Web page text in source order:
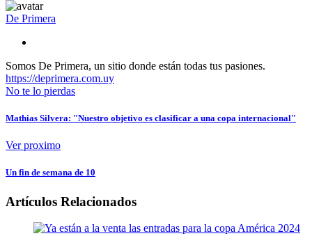
De Primera
Somos De Primera, un sitio donde están todas tus pasiones.
https://deprimera.com.uy
No te lo pierdas
Mathias Silvera: "Nuestro objetivo es clasificar a una copa internacional"
Ver proximo
Un fin de semana de 10
Artículos Relacionados